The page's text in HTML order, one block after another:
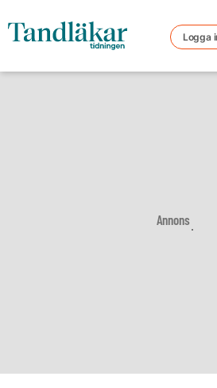
Logga
Annons